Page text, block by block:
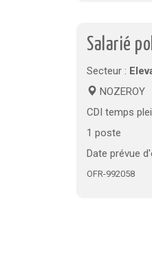
Salarié
Secteur :
NOZEROY
CDI temps
1 poste
Date prévue
OFR-992058